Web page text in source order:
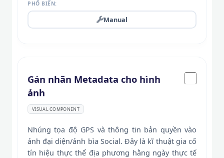
PHỔ BIẾN:
Manual
Gán nhãn Metadata cho hình
ảnh
VISUAL COMPONENT
Nhúng tọa độ GPS và thông tin bản quyền vào
ảnh đại diện/ảnh bìa Social. Đây là kĩ thuật gia cố
tín hiệu thực thể địa phương hằng ngày thực tế